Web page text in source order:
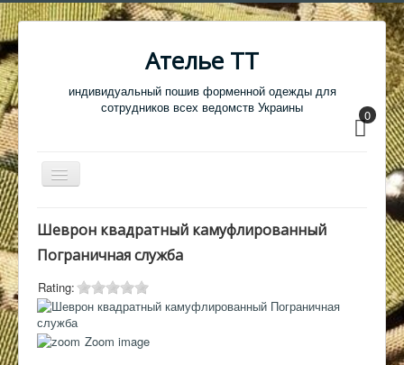
Ателье ТТ
индивидуальный пошив форменной одежды для
сотрудников всех ведомств Украины
0
Перемикач
навігації
Одежда
Обувь
Атрибутика
Головные уборы
Шеврон квадратный камуфлированный
Пограничная служба
Rating:
Zoom image